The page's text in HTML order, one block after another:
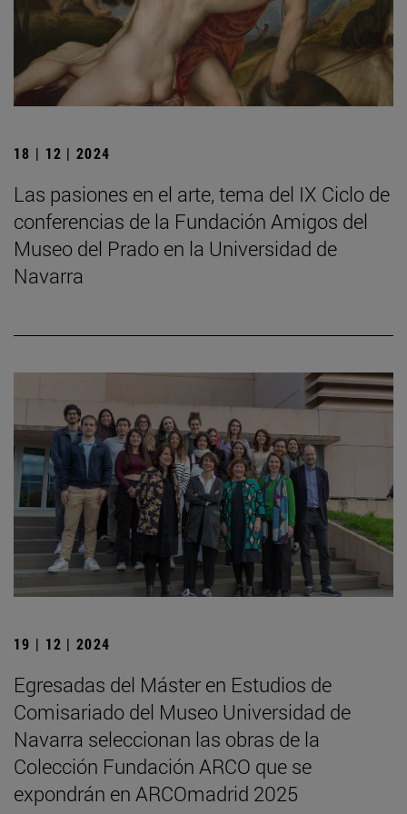
18 | 12 | 2024
Las pasiones en el arte, tema del IX Ciclo de
conferencias de la Fundación Amigos del
Museo del Prado en la Universidad de
Navarra
19 | 12 | 2024
Egresadas del Máster en Estudios de
Comisariado del Museo Universidad de
Navarra seleccionan las obras de la
Colección Fundación ARCO que se
expondrán en ARCOmadrid 2025